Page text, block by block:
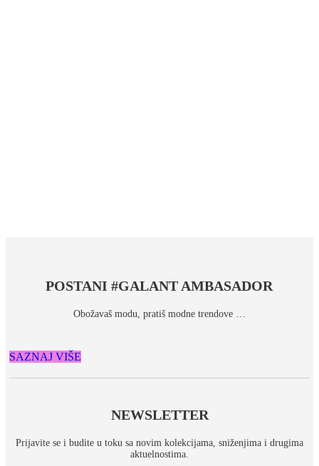
POSTANI #GALANT AMBASADOR
Obožavaš modu, pratiš modne trendove …
SAZNAJ VIŠE
NEWSLETTER
Prijavite se i budite u toku sa novim kolekcijama, sniženjima i drugima
aktuelnostima.